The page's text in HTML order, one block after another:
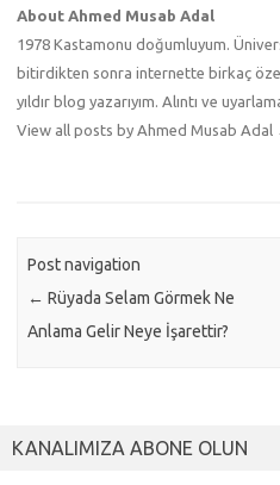
About Ahmed Musab Adal
1978 Kastamonu doğumluyum.
bitirdikten sonra internette birkaç
yıldır blog yazarıyım. Alıntı ve
View all posts by Ahmed Musab Adal
Post navigation
← Rüyada Selam Görmek Ne
Anlama Gelir Neye İşarettir?
KANALIMIZA ABONE OLUN